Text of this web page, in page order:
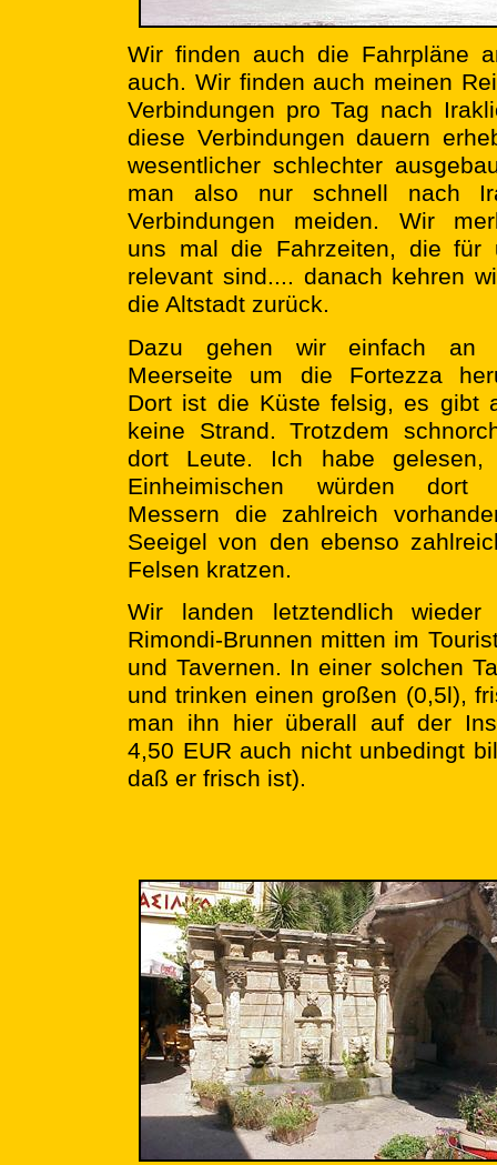
Wir finden auch die Fahrpläne
auch. Wir finden auch meinen
Verbindungen pro Tag nach
diese Verbindungen dauern
wesentlicher schlechter
man also nur schnell nach
Verbindungen meiden. Wir
uns mal die Fahrzeiten, die für
relevant sind.... danach kehren
die Altstadt zurück.
Dazu gehen wir einfach an
Meerseite um die Fortezza
Dort ist die Küste felsig, es gibt
keine Strand. Trotzdem
dort Leute. Ich habe gelesen,
Einheimischen würden dort
Messern die zahlreich
Seeigel von den ebenso
Felsen kratzen.
Wir landen letztendlich wieder
Rimondi-Brunnen mitten im
und Tavernen. In einer solchen
und trinken einen großen (0,5l),
man ihn hier überall auf der
4,50 EUR auch nicht unbedingt
daß er frisch ist).